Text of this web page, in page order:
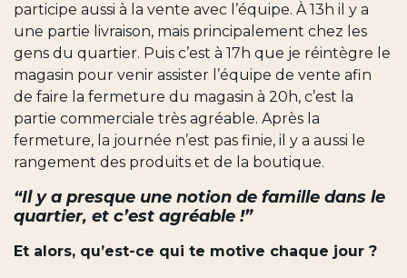
participe aussi à la vente avec l’équipe. À 13h il y a
une partie livraison, mais principalement chez les
gens du quartier. Puis c’est à 17h que je réintègre le
magasin pour venir assister l’équipe de vente afin
de faire la fermeture du magasin à 20h, c’est la
partie commerciale très agréable. Après la
fermeture, la journée n’est pas finie, il y a aussi le
rangement des produits et de la boutique.
“Il y a presque une notion de famille dans le
quartier, et c’est agréable !”
Et alors, qu’est-ce qui te motive chaque jour ?